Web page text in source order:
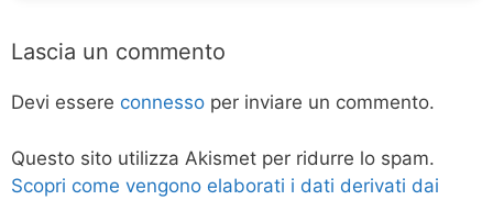
Lascia un commento
Devi essere connesso per inviare un commento.
Questo sito utilizza Akismet per ridurre lo spam.
Scopri come vengono elaborati i dati derivati dai